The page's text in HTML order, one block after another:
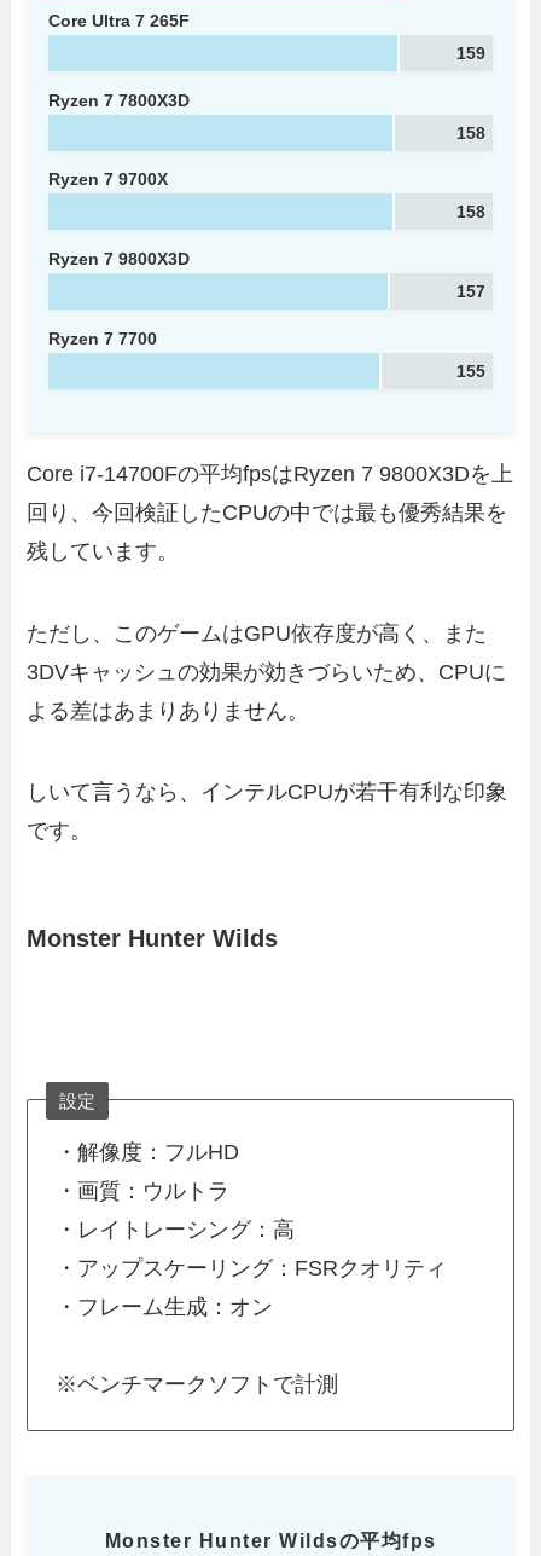
Core Ultra 7 265F
159
Ryzen 7 7800X3D
158
Ryzen 7 9700X
158
Ryzen 7 9800X3D
157
Ryzen 7 7700
155
Core i7-14700Fの平均fpsはRyzen 7 9800X3Dを上
回り、今回検証したCPUの中では最も優秀結果を
残しています。
ただし、このゲームはGPU依存度が高く、また
3DVキャッシュの効果が効きづらいため、CPUに
よる差はあまりありません。
しいて言うなら、インテルCPUが若干有利な印象
です。
Monster Hunter Wilds
設定
・解像度：フルHD
・画質：ウルトラ
・レイトレーシング：高
・アップスケーリング：FSRクオリティ
・フレーム生成：オン
※ベンチマークソフトで計測
Monster Hunter Wildsの平均fps